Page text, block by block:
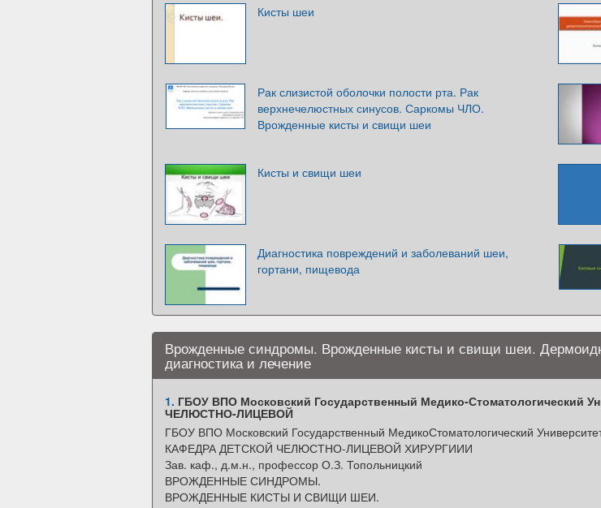
Кисты шеи
Рак слизистой оболочки полости рта. Рак
верхнечелюстных синусов. Саркомы ЧЛО.
Врожденные кисты и свищи шеи
Кисты и свищи шеи
Диагностика повреждений и заболеваний шеи,
гортани, пищевода
Врожденные синдромы. Врожденные кисты и свищи шеи.
диагностика и лечение
1. ГБОУ ВПО Московский Государственный Медико-Стоматологический
ЧЕЛЮСТНО-ЛИЦЕВОЙ
ГБОУ ВПО Московский Государственный МедикоСтоматологический
КАФЕДРА ДЕТСКОЙ ЧЕЛЮСТНО-ЛИЦЕВОЙ ХИРУРГИИИ
Зав. каф., д.м.н., профессор О.З. Топольницкий
ВРОЖДЕННЫЕ СИНДРОМЫ.
ВРОЖДЕННЫЕ КИСТЫ И СВИЩИ ШЕИ.